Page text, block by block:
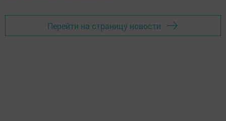
Перейти на страницу новости